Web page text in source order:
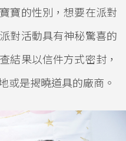
寶的性別，想要在派對
對活動具有神秘驚喜的
結果以信件方式密封，
或是揭曉道具的廠商。